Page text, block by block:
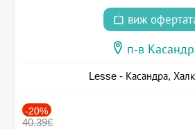
виж
п-в
Lesse - Касандра,
-20%
40.39€